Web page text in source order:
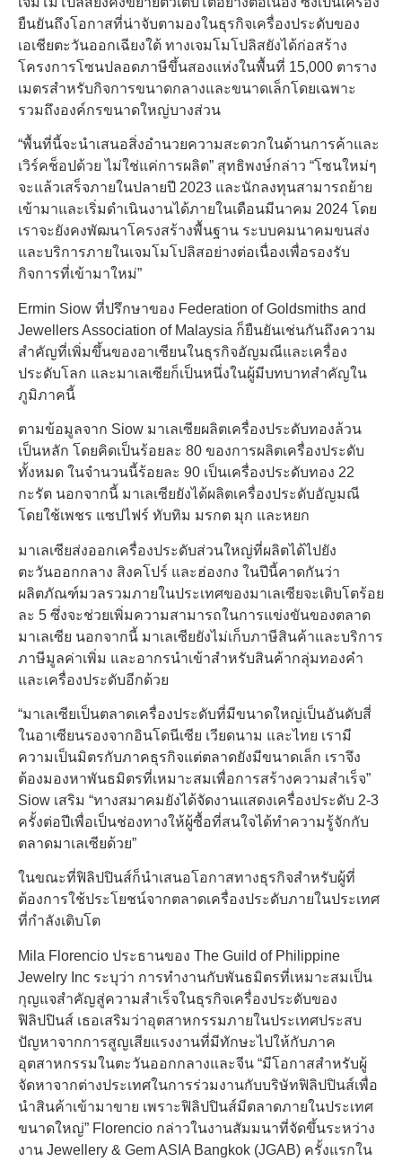
ยืนยันถึงโอกาสที่น่าจับตามองในธุรกิจเครื่องประดับของ
เอเชียตะวันออกเฉียงใต้ ทางเจมโมโปลิสยังได้ก่อสร้าง
โครงการโซนปลอดภาษีขึ้นสองแห่งในพื้นที่ 15,000 ตาราง
เมตรสำหรับกิจการขนาดกลางและขนาดเล็กโดยเฉพาะ
รวมถึงองค์กรขนาดใหญ่บางส่วน
“พื้นที่นี้จะนำเสนอสิ่งอำนวยความสะดวกในด้านการค้าและ
เวิร์คช็อปด้วย ไม่ใช่แค่การผลิต” สุทธิพงษ์กล่าว “โซนใหม่ๆ
จะแล้วเสร็จภายในปลายปี 2023 และนักลงทุนสามารถย้าย
เข้ามาและเริ่มดำเนินงานได้ภายในเดือนมีนาคม 2024 โดย
เราจะยังคงพัฒนาโครงสร้างพื้นฐาน ระบบคมนาคมขนส่ง
และบริการภายในเจมโมโปลิสอย่างต่อเนื่องเพื่อรองรับ
กิจการที่เข้ามาใหม่”
Ermin Siow ที่ปรึกษาของ Federation of Goldsmiths and
Jewellers Association of Malaysia ก็ยืนยันเช่นกันถึงความ
สำคัญที่เพิ่มขึ้นของอาเซียนในธุรกิจอัญมณีและเครื่อง
ประดับโลก และมาเลเซียก็เป็นหนึ่งในผู้มีบทบาทสำคัญใน
ภูมิภาคนี้
ตามข้อมูลจาก Siow มาเลเซียผลิตเครื่องประดับทองล้วน
เป็นหลัก โดยคิดเป็นร้อยละ 80 ของการผลิตเครื่องประดับ
ทั้งหมด ในจำนวนนี้ร้อยละ 90 เป็นเครื่องประดับทอง 22
กะรัต นอกจากนี้ มาเลเซียยังได้ผลิตเครื่องประดับอัญมณี
โดยใช้เพชร แซปไฟร์ ทับทิม มรกต มุก และหยก
มาเลเซียส่งออกเครื่องประดับส่วนใหญ่ที่ผลิตได้ไปยัง
ตะวันออกกลาง สิงคโปร์ และฮ่องกง ในปีนี้คาดกันว่า
ผลิตภัณฑ์มวลรวมภายในประเทศของมาเลเซียจะเติบโตร้อย
ละ 5 ซึ่งจะช่วยเพิ่มความสามารถในการแข่งขันของตลาด
มาเลเซีย นอกจากนี้ มาเลเซียยังไม่เก็บภาษีสินค้าและบริการ
ภาษีมูลค่าเพิ่ม และอากรนำเข้าสำหรับสินค้ากลุ่มทองคำ
และเครื่องประดับอีกด้วย
“มาเลเซียเป็นตลาดเครื่องประดับที่มีขนาดใหญ่เป็นอันดับสี่
ในอาเซียนรองจากอินโดนีเซีย เวียดนาม และไทย เรามี
ความเป็นมิตรกับภาคธุรกิจแต่ตลาดยังมีขนาดเล็ก เราจึง
ต้องมองหาพันธมิตรที่เหมาะสมเพื่อการสร้างความสำเร็จ”
Siow เสริม “ทางสมาคมยังได้จัดงานแสดงเครื่องประดับ 2-3
ครั้งต่อปีเพื่อเป็นช่องทางให้ผู้ซื้อที่สนใจได้ทำความรู้จักกับ
ตลาดมาเลเซียด้วย”
ในขณะที่ฟิลิปปินส์ก็นำเสนอโอกาสทางธุรกิจสำหรับผู้ที่
ต้องการใช้ประโยชน์จากตลาดเครื่องประดับภายในประเทศ
ที่กำลังเติบโต
Mila Florencio ประธานของ The Guild of Philippine
Jewelry Inc ระบุว่า การทำงานกับพันธมิตรที่เหมาะสมเป็น
กุญแจสำคัญสู่ความสำเร็จในธุรกิจเครื่องประดับของ
ฟิลิปปินส์ เธอเสริมว่าอุตสาหกรรมภายในประเทศประสบ
ปัญหาจากการสูญเสียแรงงานที่มีทักษะไปให้กับภาค
อุตสาหกรรมในตะวันออกกลางและจีน “มีโอกาสสำหรับผู้
จัดหาจากต่างประเทศในการร่วมงานกับบริษัทฟิลิปปินส์เพื่อ
นำสินค้าเข้ามาขาย เพราะฟิลิปปินส์มีตลาดภายในประเทศ
ขนาดใหญ่” Florencio กล่าวในงานสัมมนาที่จัดขึ้นระหว่าง
งาน Jewellery & Gem ASIA Bangkok (JGAB) ครั้งแรกใน